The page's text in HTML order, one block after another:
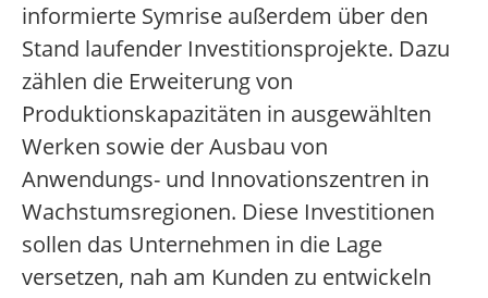
informierte Symrise außerdem über den
Stand laufender Investitionsprojekte. Dazu
zählen die Erweiterung von
Produktionskapazitäten in ausgewählten
Werken sowie der Ausbau von
Anwendungs- und Innovationszentren in
Wachstumsregionen. Diese Investitionen
sollen das Unternehmen in die Lage
versetzen, nah am Kunden zu entwickeln